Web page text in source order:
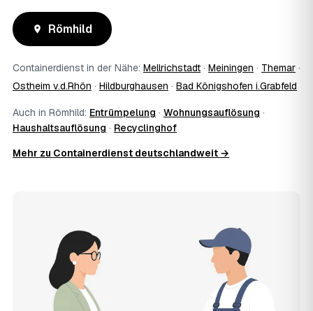
Römhild
Containerdienst in der Nähe: Mellrichstadt · Meiningen · Themar ·
Ostheim v.d.Rhön · Hildburghausen · Bad Königshofen i.Grabfeld
Auch in Römhild: Entrümpelung · Wohnungsauflösung ·
Haushaltsauflösung · Recyclinghof
Mehr zu Containerdienst deutschlandweit →